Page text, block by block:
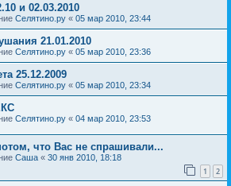
и 02.03.2010
Селятино.ру « 05 мар 2010, 23:44
21.01.2010
Селятино.ру « 05 мар 2010, 23:36
25.12.2009
Селятино.ру « 05 мар 2010, 23:34
Селятино.ру « 04 мар 2010, 23:53
что Вас не спрашивали...
Саша « 30 янв 2010, 18:18
1 2